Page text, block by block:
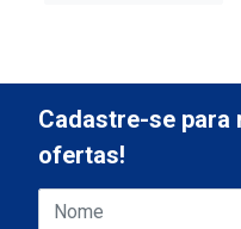
Cadastre-se para
ofertas!